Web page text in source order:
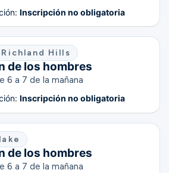
Inscripción no obligatoria
Hills
de los hombres
6 a 7 de la mañana
Inscripción no obligatoria
de los hombres
6 a 7 de la mañana